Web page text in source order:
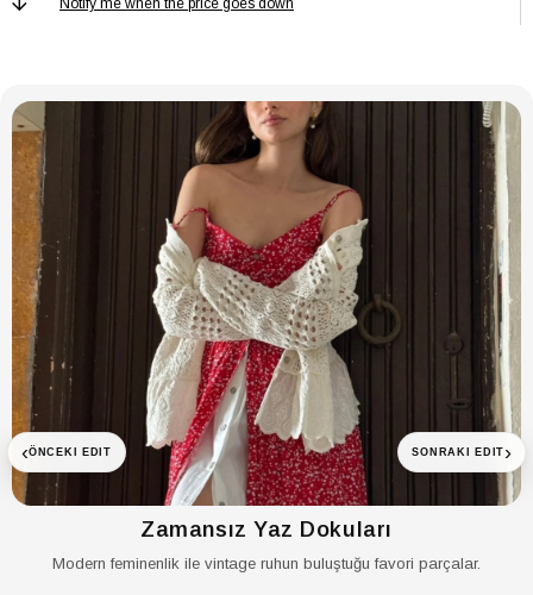
Taş Cinsi Yok
Notify me when the price goes down
‹ÖNCEKI EDIT
Zamansız Yaz Dokuları
Modern feminenlik ile vintage ruhun buluştuğu favori parçalar.
SONRAKI EDIT ›